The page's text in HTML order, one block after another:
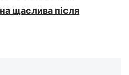
щаслива після